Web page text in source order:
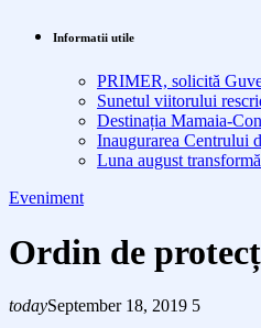
Informatii utile
PRIMER, solicită
Sunetul viitorului
Destinația Mamaia-
Inaugurarea Centrului
Luna august
Eveniment
Ordin de
todaySeptember 18, 2019 5